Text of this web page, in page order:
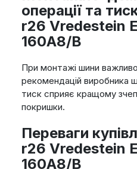
операції та
r26 Vredestein
160A8/B
При монтажі шини
рекомендацій виробника
тиск сприяє кращому
покришки.
Переваги
r26 Vredestein
160A8/B